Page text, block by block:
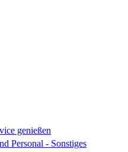
genießen
Personal - Sonstiges